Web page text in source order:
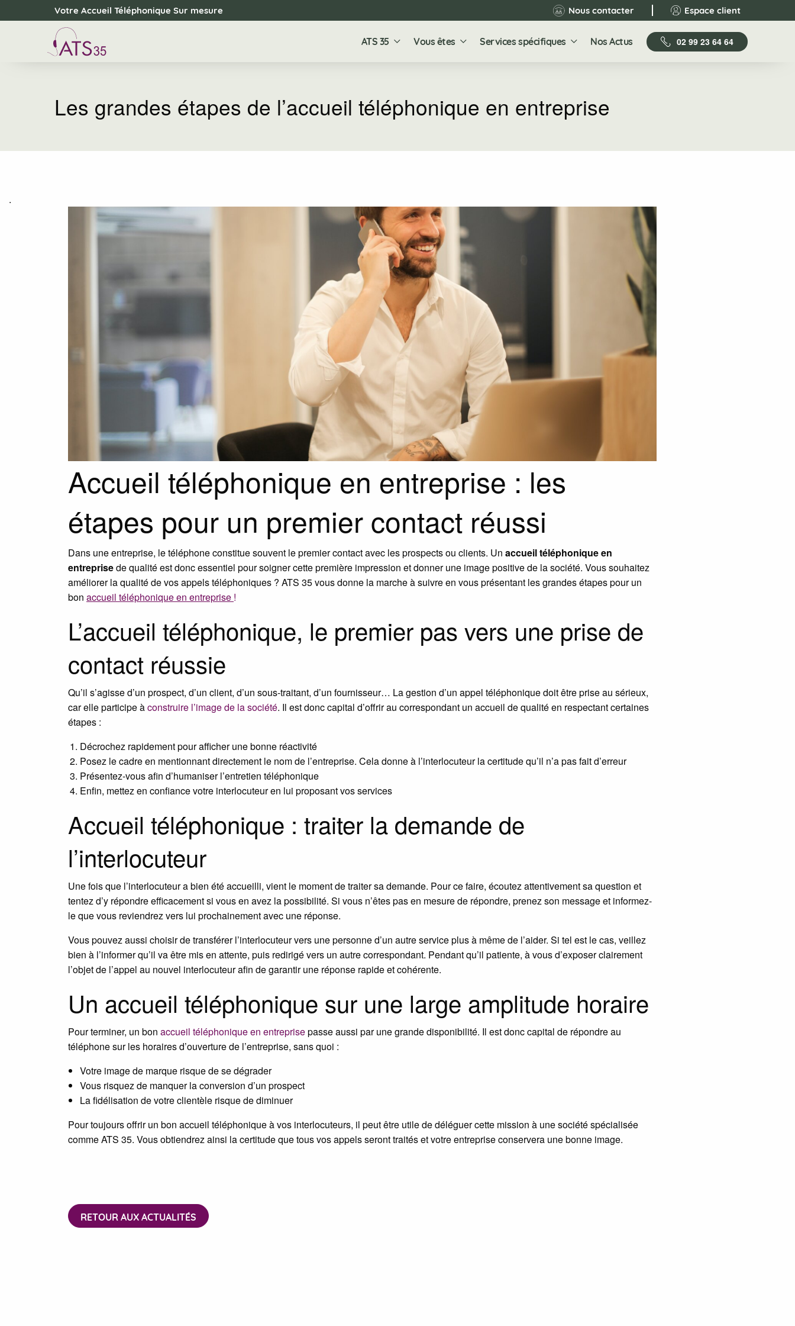
Votre Accueil Téléphonique Sur mesure Nous contacter Espace client
ATS 35 Vous êtes Services spécifiques Nos Actus 02 99 23 64 64
Les grandes étapes de l’accueil téléphonique en entreprise
.
Accueil téléphonique en entreprise : les
étapes pour un premier contact réussi
Dans une entreprise, le téléphone constitue souvent le premier contact avec les prospects ou clients. Un accueil téléphonique en
entreprisede qualité est donc essentiel pour soigner cette première impression et donner une image positive de la société. Vous souhaitez
améliorer la qualité de vos appels téléphoniques ? ATS 35 vous donne la marche à suivre en vous présentant les grandes étapes pour un
bon accueil téléphonique en entreprise !
L’accueil téléphonique, le premier pas vers une prise de
contact réussie
Qu’il s’agisse d’un prospect, d’un client, d’un sous-traitant, d’un fournisseur… La gestion d’un appel téléphonique doit être prise au sérieux,
car elle participe àconstruire l’image de la société. Il est donc capital d’offrir au correspondant un accueil de qualité en respectant certaines
étapes :
Décrochez rapidement pour afficher une bonne réactivité
Posez le cadre en mentionnant directement le nom de l’entreprise. Cela donne à l’interlocuteur la certitude qu’il n’a pas fait d’erreur
Présentez-vous afin d’humaniser l’entretien téléphonique
Enfin, mettez en confiance votre interlocuteur en lui proposant vos services
Accueil téléphonique : traiter la demande de
l’interlocuteur
Une fois que l’interlocuteur a bien été accueilli, vient le moment de traiter sa demande. Pour ce faire, écoutez attentivement sa question et
tentez d’y répondre efficacement si vous en avez la possibilité. Si vous n’êtes pas en mesure de répondre, prenez son message et informez-
le que vous reviendrez vers lui prochainement avec une réponse.
Vous pouvez aussi choisir de transférer l’interlocuteur vers une personne d’un autre service plus à même de l’aider. Si tel est le cas, veillez
bien à l’informer qu’il va être mis en attente, puis redirigé vers un autre correspondant. Pendant qu’il patiente, à vous d’exposer clairement
l’objet de l’appel au nouvel interlocuteur afin de garantir une réponse rapide et cohérente.
Un accueil téléphonique sur une large amplitude horaire
Pour terminer, un bon accueil téléphonique en entreprisepasse aussi par une grande disponibilité. Il est donc capital de répondre au
téléphone sur les horaires d’ouverture de l’entreprise, sans quoi :
Votre image de marque risque de se dégrader
Vous risquez de manquer la conversion d’un prospect
La fidélisation de votre clientèle risque de diminuer
Pour toujours offrir un bon accueil téléphonique à vos interlocuteurs, il peut être utile de déléguer cette mission à une société spécialisée
comme ATS 35. Vous obtiendrez ainsi la certitude que tous vos appels seront traités et votre entreprise conservera une bonne image.
RETOUR AUX ACTUALITÉS
Panneau de gestion des cookies